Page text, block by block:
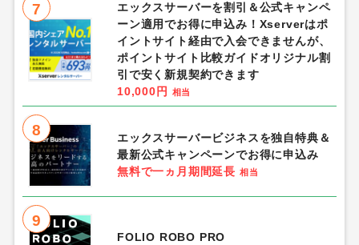
7
エックスサーバーを割引＆公式キャンペ
ーン適用でお得に申込み！Xserverはポ
イントサイト経由で入会できませんが、
ポイントサイト比較ガイドオリジナル割
引で安く新規契約できます
10,000円
相当
8
エックスサーバービジネスを独自特典＆
最新公式キャンペーンでお得に申込み
無料で一ヵ月期間延長 相当
9
FOLIO ROBO PRO